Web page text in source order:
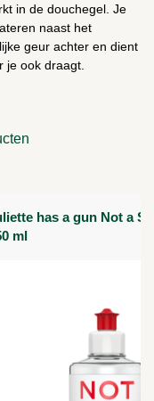
in de douchegel. Je
naast het
geur achter en dient
je ook draagt.
has a gun Not a
ml